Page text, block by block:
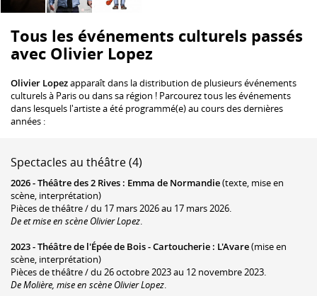
Tous les événements culturels passés
avec Olivier Lopez
Olivier Lopezapparaît dans la distribution de plusieurs événements
culturels à Paris ou dans sa région ! Parcourez tous les événements
dans lesquels l'artiste a été programmé(e) au cours des dernières
années :
Spectacles au théâtre (4)
2026 -Théâtre des 2 Rives : Emma de Normandie(texte, mise en
scène, interprétation)
Pièces de théâtre / du 17 mars 2026 au 17 mars 2026.
De et mise en scène Olivier Lopez.
2023 -Théâtre de l'Épée de Bois - Cartoucherie : L'Avare(mise en
scène, interprétation)
Pièces de théâtre / du 26 octobre 2023 au 12 novembre 2023.
De Molière, mise en scène Olivier Lopez.